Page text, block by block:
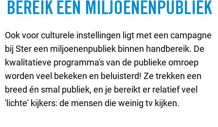
BEREIK EEN MILJOENENPUBLIEK
Ook voor culturele instellingen ligt met een campagne
bij Ster een miljoenenpubliek binnen handbereik. De
kwalitatieve programma's van de publieke omroep
worden veel bekeken en beluisterd! Ze trekken een
breed én smal publiek, en je bereikt er relatief veel
'lichte' kijkers: de mensen die weinig tv kijken.